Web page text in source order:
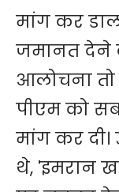
मांग कर
जमानत देने
आलोचना तो
पीएम को
मांग कर
थे, 'इमरान